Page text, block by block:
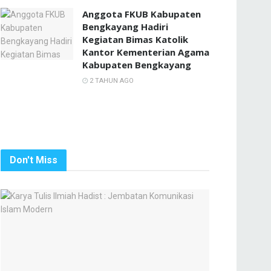
Anggota FKUB Kabupaten
Bengkayang Hadiri
Kegiatan Bimas Katolik
Kantor Kementerian Agama
Kabupaten Bengkayang
2 TAHUN AGO
Don't Miss